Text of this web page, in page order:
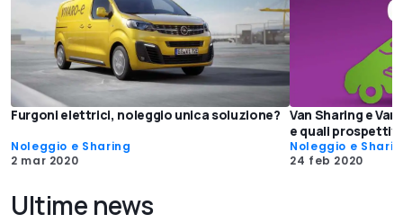
Furgoni elettrici, noleggio unica soluzione?
Noleggio e Sharing
2 mar 2020
Van Sharing e
e quali
Noleggio e
24 feb 2020
Ultime news